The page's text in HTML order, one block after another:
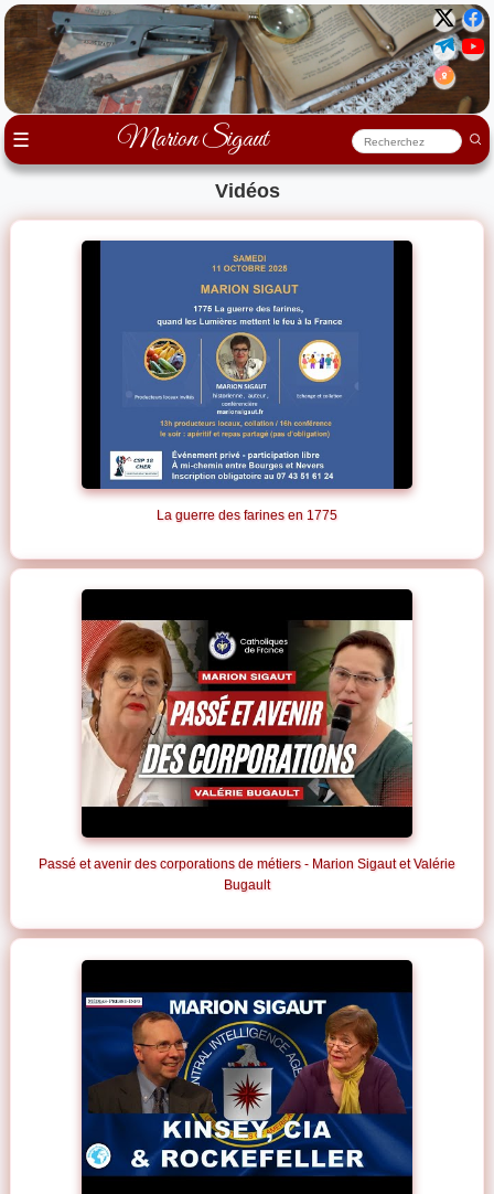
☰ Marion Sigaut
Vidéos
La guerre des farines en 1775
Passé et avenir des corporations de métiers - Marion Sigaut et Valérie
Bugault